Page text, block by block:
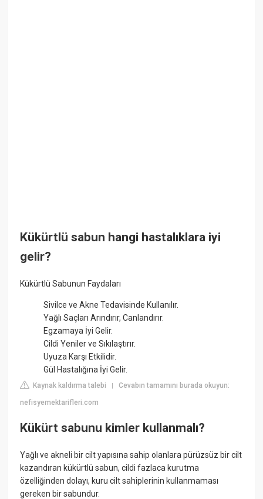
Kükürtlü sabun hangi hastalıklara iyi
gelir?
Kükürtlü Sabunun Faydaları
Sivilce ve Akne Tedavisinde Kullanılır.
Yağlı Saçları Arındırır, Canlandırır.
Egzamaya İyi Gelir.
Cildi Yeniler ve Sıkılaştırır.
Uyuza Karşı Etkilidir.
Gül Hastalığına İyi Gelir.
Kaynak kaldırma talebi |Cevabın tamamını burada okuyun:
nefisyemektarifleri.com
Kükürt sabunu kimler kullanmalı?
Yağlı ve akneli bir cilt yapısına sahip olanlara pürüzsüz bir cilt
kazandıran kükürtlü sabun, cildi fazlaca kurutma
özelliğinden dolayı, kuru cilt sahiplerinin kullanmaması
gereken bir sabundur.